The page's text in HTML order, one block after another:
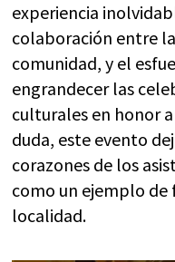
experiencia
colaboración entre
comunidad, y el
engrandecer las
culturales en honor
duda, este evento
corazones de los
como un ejemplo de
localidad.